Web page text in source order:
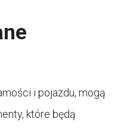
i pojazdu, mogą
które będą